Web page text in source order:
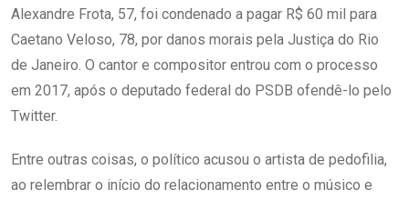
Alexandre Frota, 57, foi condenado a pagar R$ 60 mil para
Caetano Veloso, 78, por danos morais pela Justiça do Rio
de Janeiro. O cantor e compositor entrou com o processo
em 2017, após o deputado federal do PSDB ofendê-lo pelo
Twitter.
Entre outras coisas, o político acusou o artista de pedofilia,
ao relembrar o início do relacionamento entre o músico e